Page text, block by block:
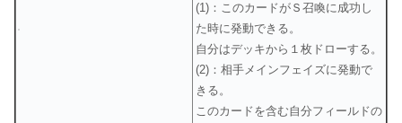
(1)：このカードがＳ召喚に成功し
た時に発動できる。
自分はデッキから１枚ドローする。
(2)：相手メインフェイズに発動で
きる。
このカードを含む自分フィールドの